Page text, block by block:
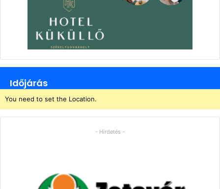
Időjárás
You need to set the Location.
- Hirdetés -